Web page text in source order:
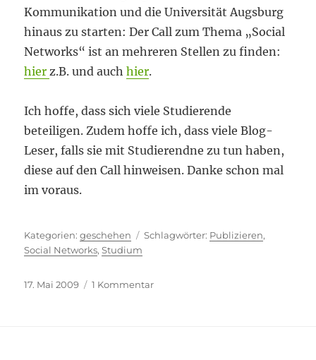
Kommunikation und die Universität Augsburg
hinaus zu starten: Der Call zum Thema „Social
Networks“ ist an mehreren Stellen zu finden:
hierz.B. und auchhier.
Ich hoffe, dass sich viele Studierende
beteiligen. Zudem hoffe ich, dass viele Blog-
Leser, falls sie mit Studierendne zu tun haben,
diese auf den Call hinweisen. Danke schon mal
im voraus.
Kategorien
geschehen Schlagwörter
Publizieren,
Social Networks,Studium
Veröffentlicht
17. Mai 2009 1 Kommentarzu